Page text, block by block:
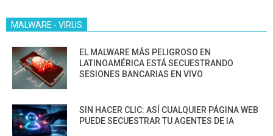
MALWARE - VIRUS
EL MALWARE MÁS PELIGROSO EN
LATINOAMÉRICA ESTÁ SECUESTRANDO
SESIONES BANCARIAS EN VIVO
SIN HACER CLIC: ASÍ CUALQUIER PÁGINA WEB
PUEDE SECUESTRAR TU AGENTES DE IA